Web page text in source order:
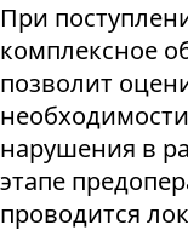
При
комплексное
позволит
нарушения в
этапе
проводится